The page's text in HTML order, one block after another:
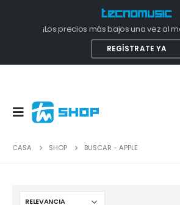
¡Los precios más bajos una vez al
REGÍSTRATE YA
CASA SHOP BUSCAR - APPLE